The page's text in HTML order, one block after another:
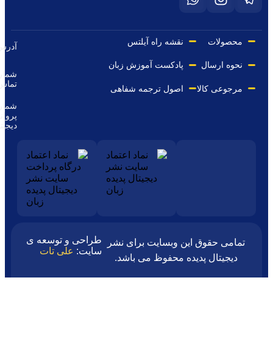
نقشه راه آیلتس
پادکست آموزش زبان
اصول ترجمه شفاهی
09116243844
50/21185
این وبسایت برای نشر
محفوظ می باشد.
طراحی و توسعه ی
سایت:
علی تات